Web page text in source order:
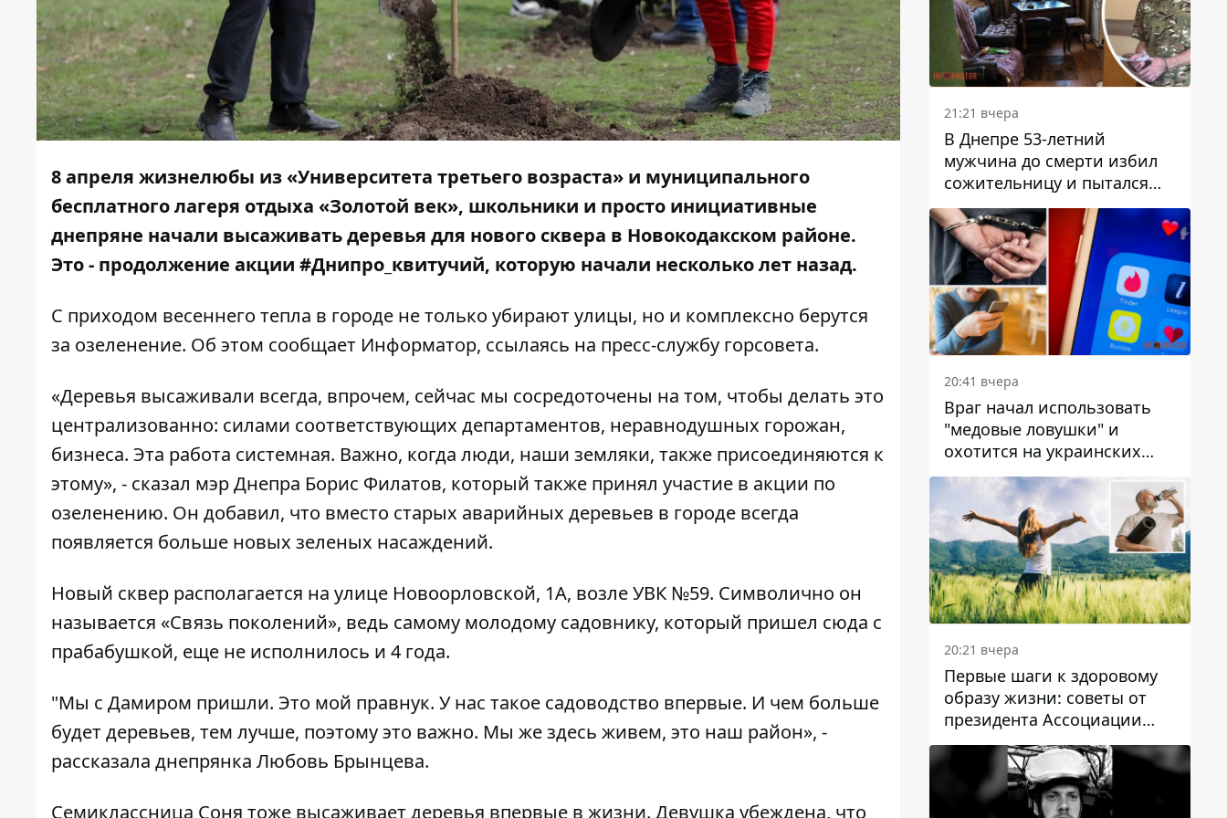
8 апреля жизнелюбы из «Университета третьего возраста» и муниципального
бесплатного лагеря отдыха «Золотой век», школьники и просто инициативные
днепряне начали высаживать деревья для нового сквера в Новокодакском районе.
Это - продолжение акции #Днипро_квитучий, которую начали несколько лет назад.
С приходом весеннего тепла в городе не только убирают улицы, но и комплексно берутся
за озеленение. Об этом сообщает Информатор, ссылаясь на пресс-службу горсовета.
«Деревья высаживали всегда, впрочем, сейчас мы сосредоточены на том, чтобы делать это
централизованно: силами соответствующих департаментов, неравнодушных горожан,
бизнеса. Эта работа системная. Важно, когда люди, наши земляки, также присоединяются к
этому», - сказал мэр Днепра Борис Филатов, который также принял участие в акции по
озеленению. Он добавил, что вместо старых аварийных деревьев в городе всегда
появляется больше новых зеленых насаждений.
Новый сквер располагается на улице Новоорловской, 1А, возле УВК №59. Символично он
называется «Связь поколений», ведь самому молодому садовнику, который пришел сюда с
прабабушкой, еще не исполнилось и 4 года.
"Мы с Дамиром пришли. Это мой правнук. У нас такое садоводство впервые. И чем больше
будет деревьев, тем лучше, поэтому это важно. Мы же здесь живем, это наш район», -
рассказала днепрянка Любовь Брынцева.
Семиклассница Соня тоже высаживает деревья впервые в жизни. Девушка убеждена, что
21:21 вчера
В Днепре 53-летний
мужчина до смерти избил
сожительницу и пытался
скрыть преступление:
детали
20:41 вчера
Враг начал использовать
"медовые ловушки" и
охотится на украинских
военнослужащих
20:21 вчера
Первые шаги к здоровому
образу жизни: советы от
президента Ассоциации
диетологов Украины